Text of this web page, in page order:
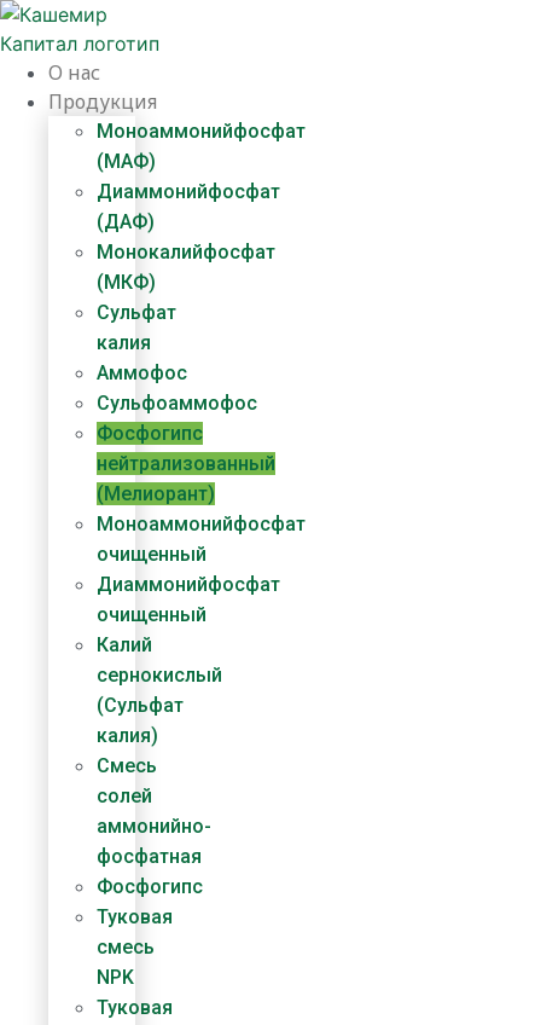
Перейти
к
содержимому
О нас
Продукция
Моноаммонийфосфат
(МАФ)
Диаммонийфосфат
(ДАФ)
Монокалийфосфат
(МКФ)
Сульфат
калия
Аммофос
Сульфоаммофос
Фосфогипс
нейтрализованный
(Мелиорант)
Моноаммонийфосфат
очищенный
Диаммонийфосфат​
очищенный
Калий
сернокислый
(Сульфат
калия)
Смесь
солей
аммонийно-
фосфатная
Фосфогипс
Туковая
смесь
NPK
Туковая